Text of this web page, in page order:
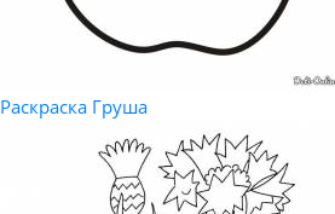
Раскраска Груша